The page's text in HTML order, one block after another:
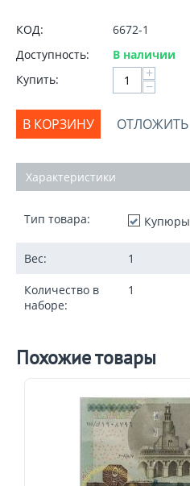
КОД:
6672-1
Доступность:
В наличии
Купить:
+
−
В КОРЗИНУ ОТЛОЖИТЬ
Характеристики
Тип товара: Купюры
Вес: 1
Количество в
наборе:
1
Похожие товары